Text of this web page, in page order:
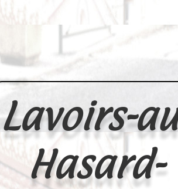
Lavoirs-
Hasard-